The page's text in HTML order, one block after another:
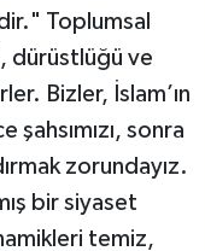
Toplumsal
dürüstlüğü ve
Bizler, İslam’ın
sonra
zorundayız.
bir siyaset
temiz,